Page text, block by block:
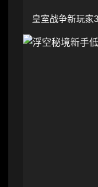
皇室战争新玩家